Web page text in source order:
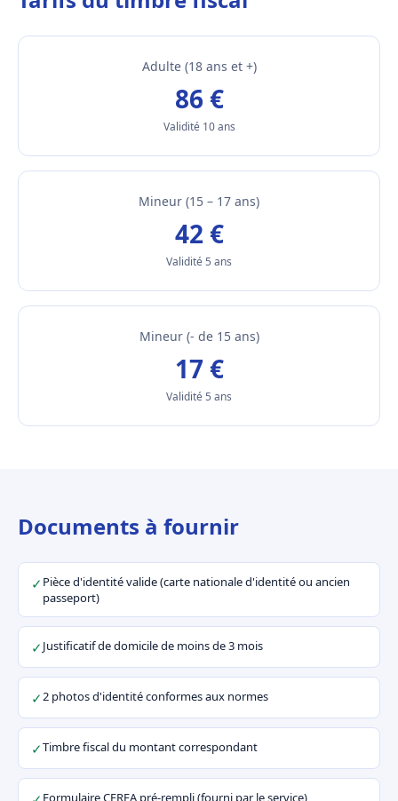
Adulte (18 ans et +)
86 €
Validité 10 ans
Mineur (15 – 17 ans)
42 €
Validité 5 ans
Mineur (- de 15 ans)
17 €
Validité 5 ans
Documents à fournir
✓ Pièce d'identité valide (carte nationale d'identité ou ancien
passeport)
✓Justificatif de domicile de moins de 3 mois
✓2 photos d'identité conformes aux normes
✓Timbre fiscal du montant correspondant
Formulaire CERFA pré-rempli (fourni par le service)